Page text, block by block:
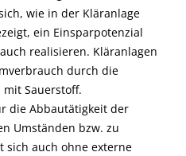
wie in der Klär­anlage
ein Einsparpotenzial
realisieren. Kläranlagen
durch die
Sauerstoff.
die Abbau­tätigkeit der
Umständen bzw. zu
sich auch ohne externe